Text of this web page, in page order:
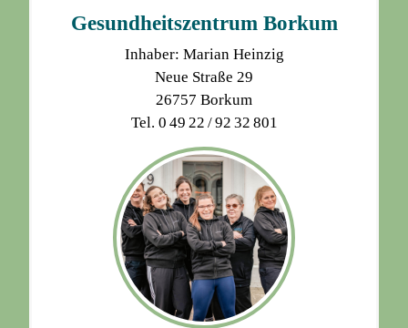
Gesundheitszentrum Borkum
Inhaber: Marian Heinzig
Neue Straße 29
26757 Borkum
Tel. 0 49 22 / 92 32 801